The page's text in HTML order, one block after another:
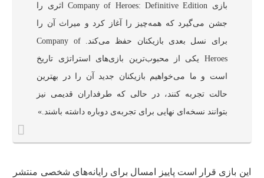
بازی Company of Heroes: Definitive Edition اثری را
جشن می‌گیرد که همه‌چیز را آغاز کرد و میراث آن را
برای نسل بعدی بازیکنان حفظ می‌کند. Company of
Heroes یکی از محبوب‌ترین بازی‌های استراتژی تاریخ
است و ما می‌خواهیم بازیکنان جدید آن را در بهترین
حالت تجربه کنند، در حالی که طرفداران قدیمی نیز
بتوانند نسخه‌‌ای نهایی برای تجربه‌ی دوباره‌ داشته باشند.»
این بازی قرار است پاییز امسال برای رایانه‌های شخصی منتشر